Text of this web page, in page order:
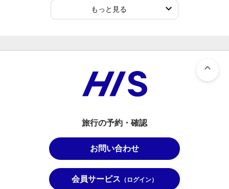
もっと見る
旅行の予約・確認
お問い合わせ
会員サービス （ログイン）